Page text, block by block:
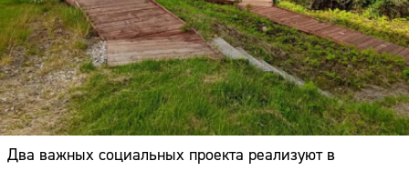
Два важных социальных проекта реализуют в